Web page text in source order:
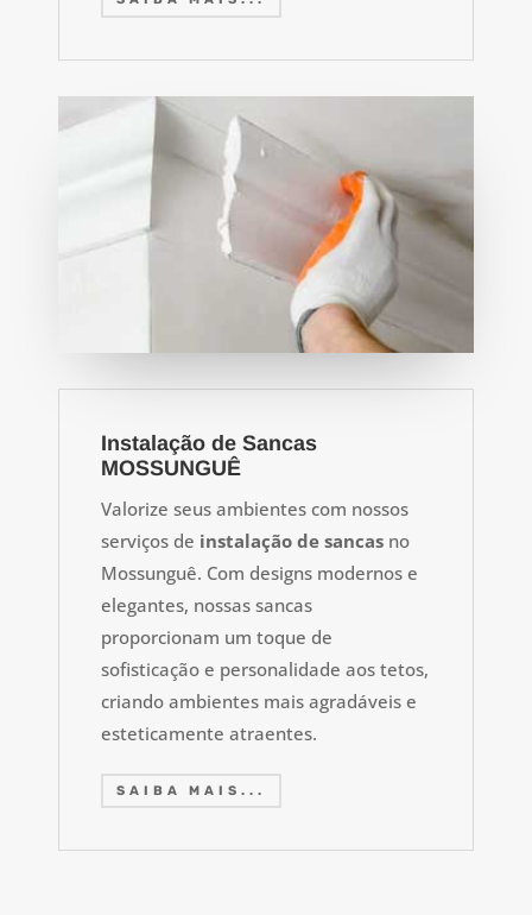
Instalação de Sancas
MOSSUNGUÊ
Valorize seus ambientes com nossos
serviços de instalação de sancas no
Mossunguê. Com designs modernos e
elegantes, nossas sancas
proporcionam um toque de
sofisticação e personalidade aos tetos,
criando ambientes mais agradáveis e
esteticamente atraentes.
SAIBA MAIS...